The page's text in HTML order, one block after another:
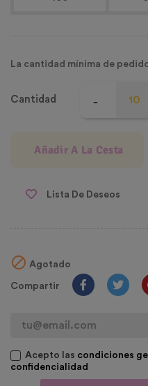
La cantidad mínima de
Cantidad
Añadir A La Cesta
Lista De Deseos
 Agotado
Compartir
Acepto las condiciones
confidencialidad